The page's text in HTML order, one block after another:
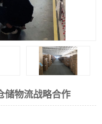
储物流战略合作